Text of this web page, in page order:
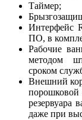
Таймер;
Интерфейс
ПО, в
Рабочие
методом
сроком
Внешний
резервуара
даже при